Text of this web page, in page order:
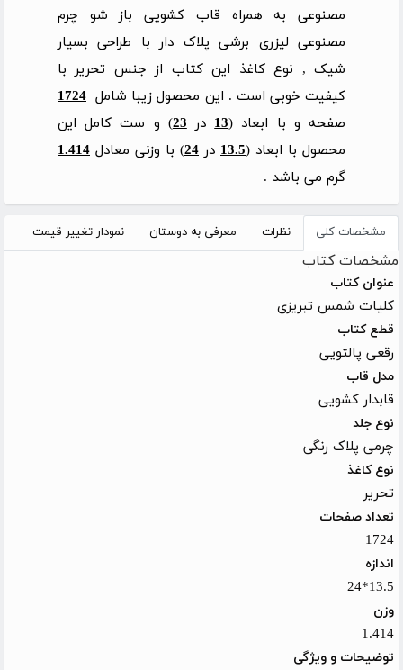
مصنوعی به همراه قاب کشویی باز شو چرم
مصنوعی لیزری برشی پلاک دار با طراحی بسیار
شیک , نوع کاغذ این کتاب از جنس تحریر با
کیفیت خوبی است . این محصول زیبا شامل 1724
صفحه و با ابعاد (13در23) و ست کامل این
محصول با ابعاد (13.5 در 24) با وزنی معادل 1.414
گرم می باشد .
مشخصات کلی نظرات معرفی به دوستان نمودار تغییر قیمت
مشخصات کتاب
عنوان کتاب
کلیات شمس تبریزی
قطع کتاب
رقعی پالتویی
مدل قاب
قابدار کشویی
نوع جلد
چرمی پلاک رنگی
نوع کاغذ
تحریر
تعداد صفحات
1724
اندازه
13.5*24
وزن
1.414
توضیحات و ویژگی